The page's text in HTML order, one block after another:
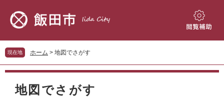
先
頭
を
飛
閲
現在地 ホーム > 地図でさがす
本
地図でさがす